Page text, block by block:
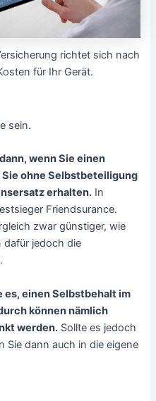
richtet sich nach
für Ihr Gerät.
sein.
wenn Sie einen
ohne Selbstbeteiligung
erhalten. In
Friendsurance.
zwar günstiger, wie
dafür jedoch die
es, einen Selbstbehalt im
können nämlich
werden. Sollte es jedoch
Sie dann auch in die eigene